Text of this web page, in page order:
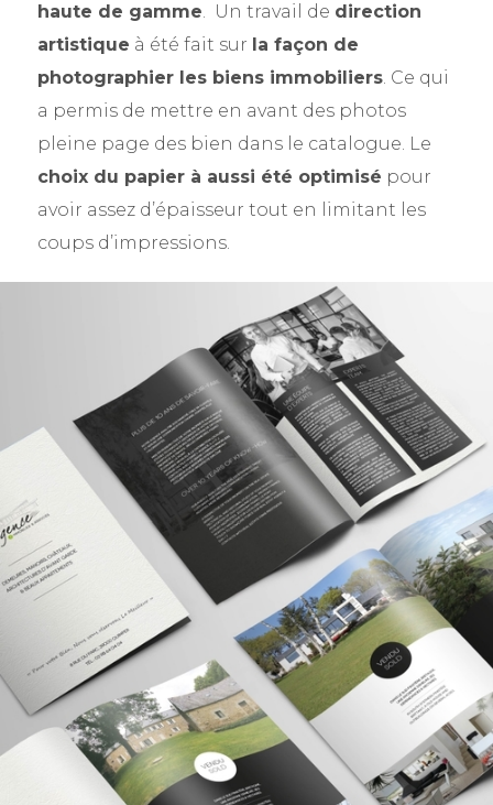
haute de gamme. Un travail de direction
artistique à été fait sur la façon de
photographier les biens immobiliers. Ce qui
a permis de mettre en avant des photos
pleine page des bien dans le catalogue. Le
choix du papier à aussi été optimisé pour
avoir assez d’épaisseur tout en limitant les
coups d’impressions.